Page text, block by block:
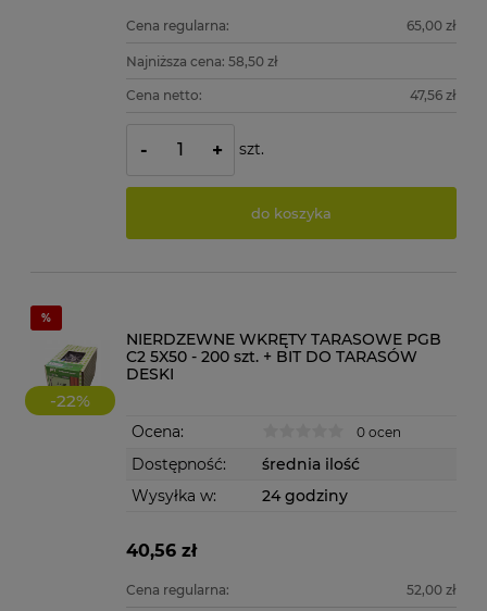
Cena regularna: 65,00 zł
Najniższa cena:58,50 zł
Cena netto: 47,56 zł
- + szt.
do koszyka
-22%
NIERDZEWNE WKRĘTY TARASOWE PGB
C2 5X50 - 200 szt. + BIT DO TARASÓW
DESKI
Ocena: 0 ocen
Dostępność:
średnia ilość
Wysyłka w:
24 godziny
40,56 zł
Cena regularna: 52,00 zł